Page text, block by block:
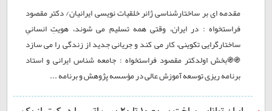
مقدمه ای بر ساختارشناسی ژانر خلقیات نویسی ایرانیان/ دکتر مقصود
فراستخواه : در ایران، وقتی همه تسلیم می شوند، هویتِ انسانیِ
ساختارگرایی تکوینی، کار می کند و جریانی جدید از زندگی را می سازد
֍֍بخش اولدکتر مقصود فراستخواه : جامعه شناس ایرانی و استاد
برنامه ریزی توسعه آموزش عالی در مؤسسه پژوهش و برنامه ...